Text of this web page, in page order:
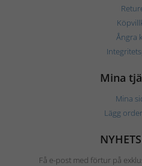
Ångra
Mina
Mina
Lägg
Få e-post med förtur på